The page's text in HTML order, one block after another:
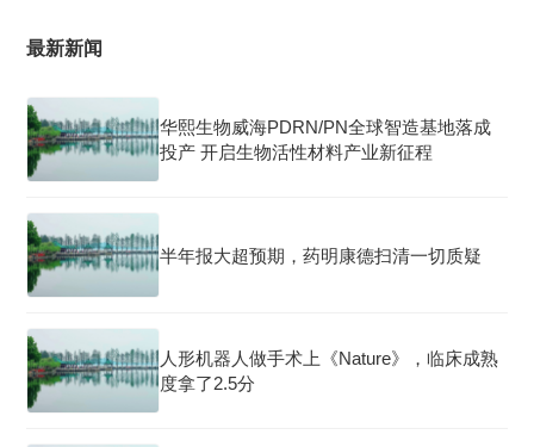
最新新闻
华熙生物威海PDRN/PN全球智造基地落成
投产 开启生物活性材料产业新征程
半年报大超预期，药明康德扫清一切质疑
人形机器人做手术上《Nature》，临床成熟
度拿了2.5分